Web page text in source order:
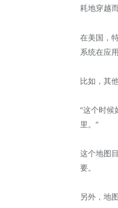
耗地穿越而
在美国，
系统在应
比如，其
“这个时
里。”
这个地图
要。
另外，地